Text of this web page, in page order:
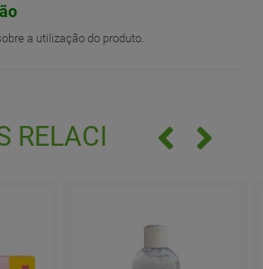
a utilização do produto.
RELACIONADOS